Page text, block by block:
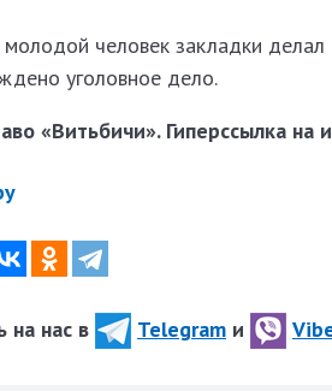
молодой человек закладки
уголовное дело.
«Витьбичи». Гиперссылка на
на нас в Telegram и